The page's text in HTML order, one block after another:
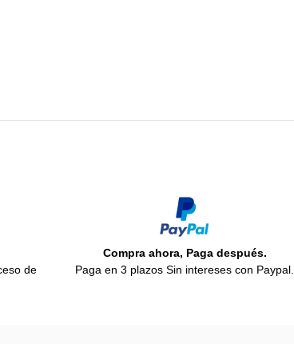
de
Compra ahora, Paga después.
Paga en 3 plazos Sin intereses con Paypal.